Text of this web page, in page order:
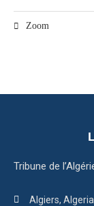
Zoom
Tribune de
Algiers, Algeria